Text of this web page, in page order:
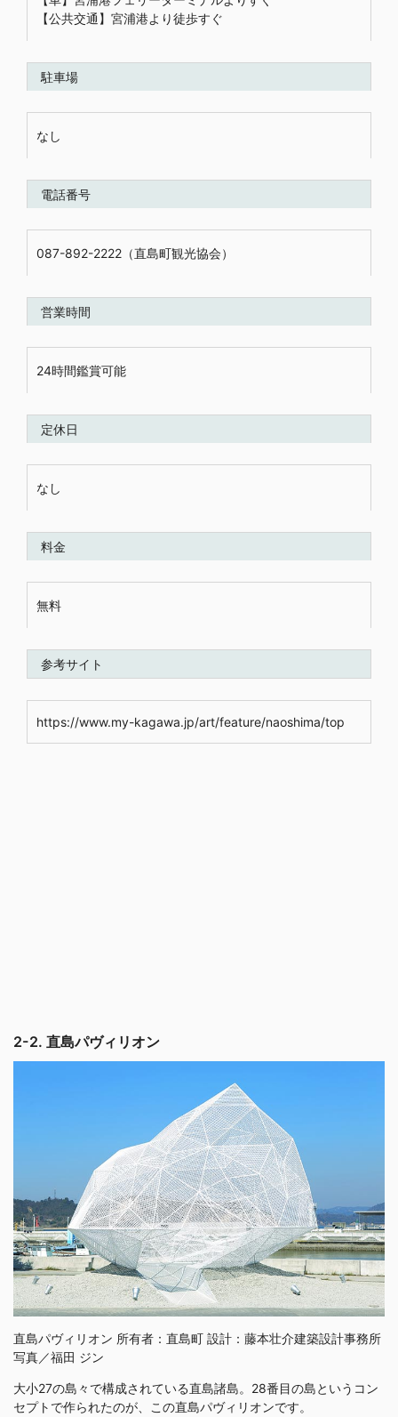
【公共交通】宮浦港より徒歩すぐ
駐車場
なし
電話番号
087-892-2222（直島町観光協会）
営業時間
24時間鑑賞可能
定休日
なし
料金
無料
参考サイト
https://www.my-kagawa.jp/art/feature/naoshima/top
2-2. 直島パヴィリオン
直島パヴィリオン 所有者：直島町 設計：藤本壮介建築設計事務所
写真／福田 ジン
大小27の島々で構成されている直島諸島。28番目の島というコン
セプトで作られたのが、この直島パヴィリオンです。